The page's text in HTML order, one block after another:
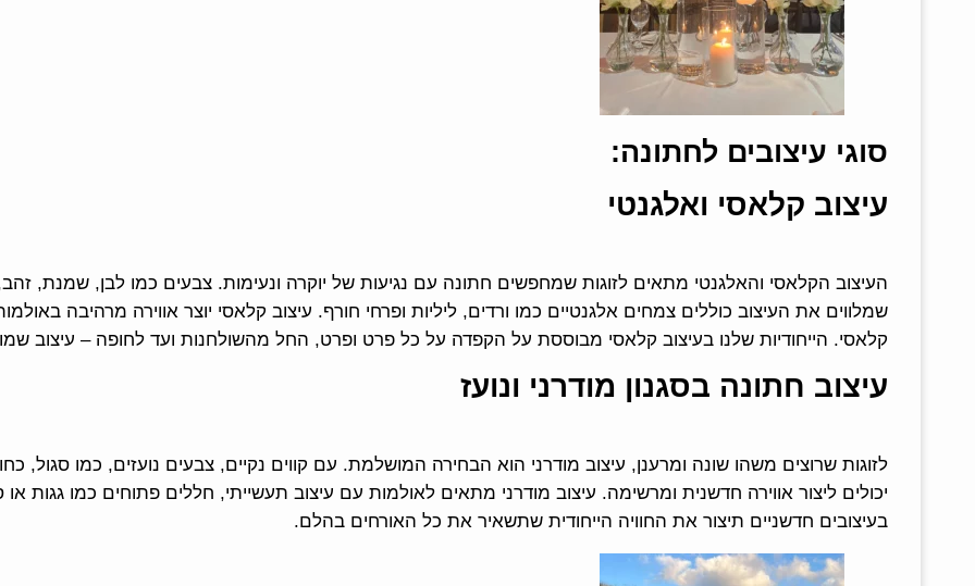
סוגי עיצובים לחתונה:
עיצוב קלאסי ואלגנטי
העיצוב הקלאסי והאלגנטי מתאים לזוגות שמחפשים חתונה עם נגיעות של יוקרה ונעימות. צבעים כמו לבן, שמנת,
שמלווים את העיצוב כוללים צמחים אלגנטיים כמו ורדים, ליליות ופרחי חורף. עיצוב קלאסי יוצר אווירה מרהיבה
קלאסי. הייחודיות שלנו בעיצוב קלאסי מבוססת על הקפדה על כל פרט ופרט, החל מהשולחנות ועד לחופה – עיצוב
עיצוב חתונה בסגנון מודרני ונועז
לזוגות שרוצים משהו שונה ומרענן, עיצוב מודרני הוא הבחירה המושלמת. עם קווים נקיים, צבעים נועזים, כמו סגול,
יכולים ליצור אווירה חדשנית ומרשימה. עיצוב מודרני מתאים לאולמות עם עיצוב תעשייתי, חללים פתוחים כמו גגות
בעיצובים חדשניים תיצור את החוויה הייחודית שתשאיר את כל האורחים בהלם.